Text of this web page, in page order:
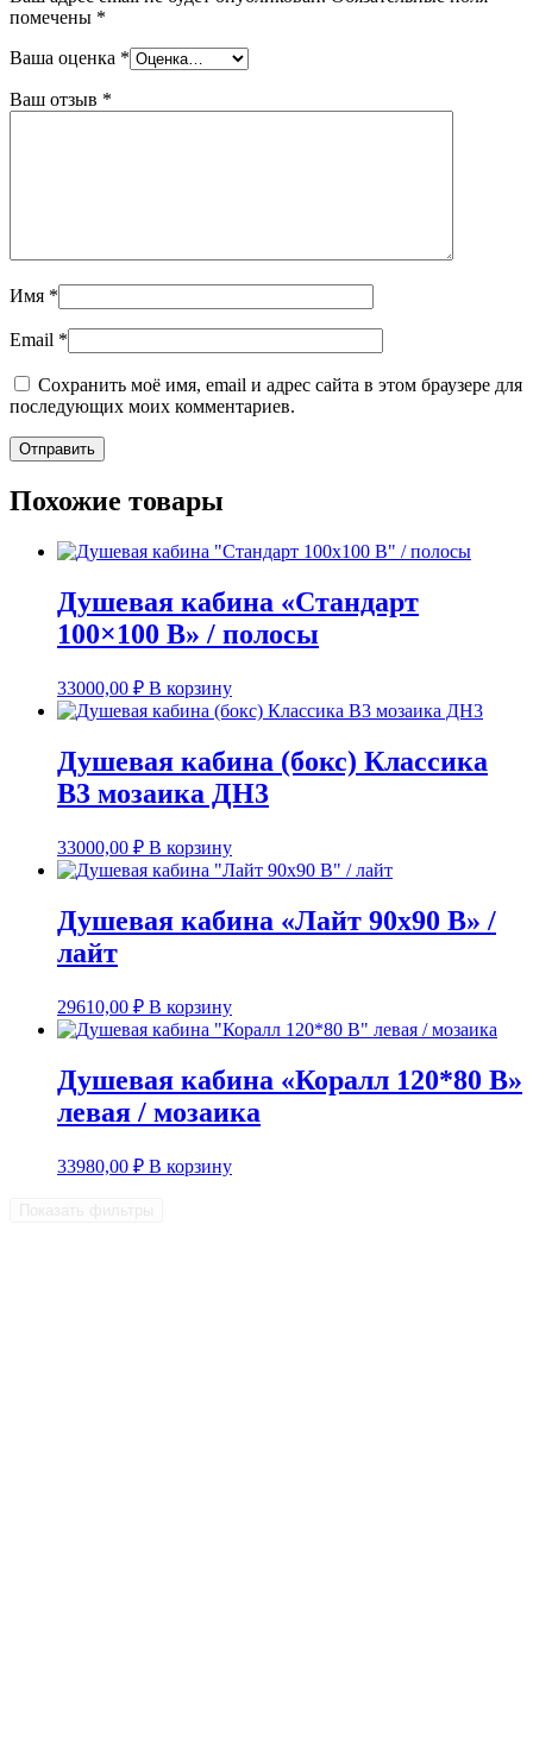
помечены *
Ваша оценка *
Ваш отзыв *
Имя *
Email *
Сохранить моё имя, email и адрес сайта в этом браузере для
последующих моих комментариев.
Похожие товары
Душевая кабина «Стандарт
100×100 В» / полосы
33000,00 ₽ В корзину
Душевая кабина (бокс) Классика
В3 мозаика ДН3
33000,00 ₽ В корзину
Душевая кабина «Лайт 90х90 В» /
лайт
29610,00 ₽ В корзину
Душевая кабина «Коралл 120*80 В»
левая / мозаика
33980,00 ₽ В корзину